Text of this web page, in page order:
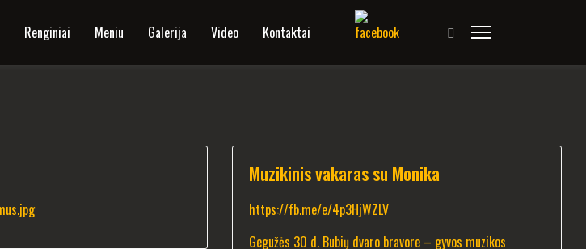
Renginiai Meniu Galerija Video Kontaktai
Muzikinis vakaras su Monika
https://fb.me/e/4p3HjWZLV
Gegužės 30 d. Bubių dvaro bravore – gyvos muzikos